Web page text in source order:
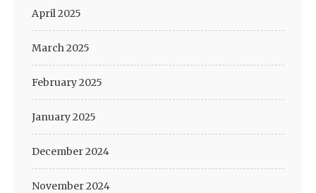
April 2025
March 2025
February 2025
January 2025
December 2024
November 2024